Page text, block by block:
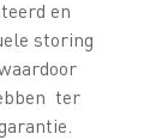
en
storing
ter